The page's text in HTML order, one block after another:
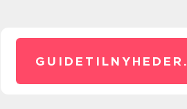
GUIDETILNYHEDER.